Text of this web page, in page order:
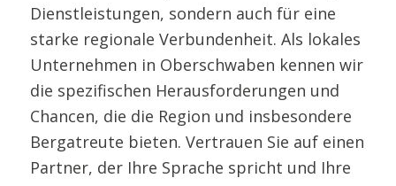
Dienstleistungen, sondern auch für eine
starke regionale Verbundenheit. Als lokales
Unternehmen in Oberschwaben kennen wir
die spezifischen Herausforderungen und
Chancen, die die Region und insbesondere
Bergatreute bieten. Vertrauen Sie auf einen
Partner, der Ihre Sprache spricht und Ihre